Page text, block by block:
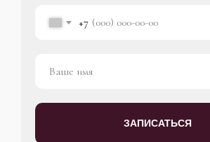
+7
ЗАПИСАТЬСЯ